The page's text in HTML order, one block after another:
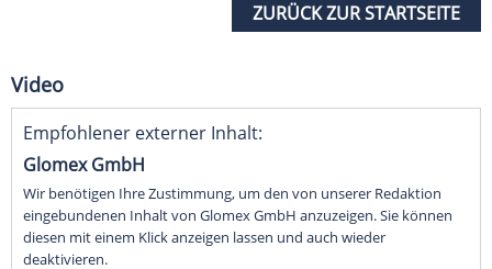
ZURÜCK ZUR STARTSEITE
Video
Empfohlener externer Inhalt:
Glomex GmbH
Wir benötigen Ihre Zustimmung, um den von unserer Redaktion
eingebundenen Inhalt von Glomex GmbH anzuzeigen. Sie können
diesen mit einem Klick anzeigen lassen und auch wieder
deaktivieren.